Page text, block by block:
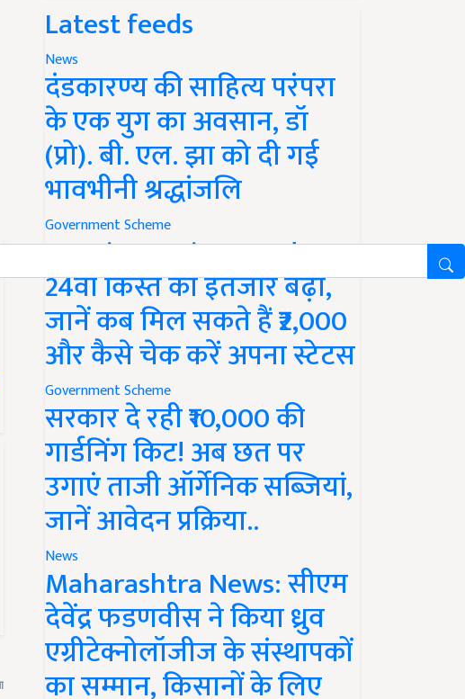
Latest feeds
News
दंडकारण्य की साहित्य परंपरा
के एक युग का अवसान, डॉ
(प्रो). बी. एल. झा को दी गई
भावभीनी श्रद्धांजलि
Government Scheme
PM Kisan Yojana Update:
24वीं किस्त का इंतजार बढ़ा,
जानें कब मिल सकते हैं ₹2,000
और कैसे चेक करें अपना स्टेटस
Government Scheme
सरकार दे रही ₹10,000 की
गार्डनिंग किट! अब छत पर
उगाएं ताजी ऑर्गेनिक सब्जियां,
जानें आवेदन प्रक्रिया..
News
Maharashtra News: सीएम
देवेंद्र फडणवीस ने किया ध्रुव
एग्रीटेक्नोलॉजीज के संस्थापकों
का सम्मान, किसानों के लिए